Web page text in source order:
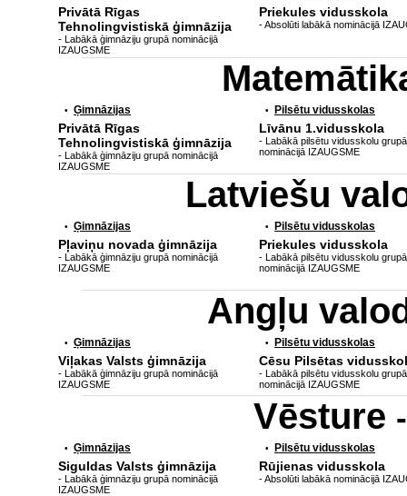
Privātā Rīgas
Tehnolingvistiskā ģimnāzija
- Labākā ģimnāziju grupā nominācijā
IZAUGSME
Priekules vidusskola
- Absolūti labākā nominācijā
• Ģimnāzijas
Privātā Rīgas
Tehnolingvistiskā ģimnāzija
- Labākā ģimnāziju grupā nominācijā
IZAUGSME
• Pilsētu vidusskolas
Līvānu 1.vidusskola
- Labākā pilsētu vidusskolu grupā
nominācijā IZAUGSME
Latviešu
• Ģimnāzijas
Pļaviņu novada ģimnāzija
- Labākā ģimnāziju grupā nominācijā
IZAUGSME
• Pilsētu vidusskolas
Priekules vidusskola
- Labākā pilsētu vidusskolu grupā
nominācijā IZAUGSME
Angļu
• Ģimnāzijas
Viļakas Valsts ģimnāzija
- Labākā ģimnāziju grupā nominācijā
IZAUGSME
• Pilsētu vidusskolas
Cēsu Pilsētas
- Labākā pilsētu vidusskolu grupā
nominācijā IZAUGSME
Vēsture
• Ģimnāzijas
Siguldas Valsts ģimnāzija
- Labākā ģimnāziju grupā nominācijā
IZAUGSME
• Pilsētu vidusskolas
Rūjienas vidusskola
- Absolūti labākā nominācijā